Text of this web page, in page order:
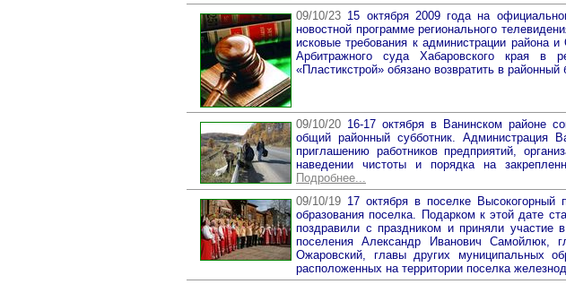
09/10/23 15 октября 2009 года на
новостной программе регионального
исковые требования к администрации
Арбитражного суда Хабаровского края в
«Пластикстрой» обязано возвратить в
09/10/20 16-17 октября в Ванинском районе
общий районный субботник. Администрация
приглашению работников предприятий,
наведении чистоты и порядка на
Подробнее...
09/10/19 17 октября в поселке
образования поселка. Подарком к этой дате
поздравили с праздником и приняли участие
поселения Александр Иванович Самойлюк,
Ожаровский, главы других муниципальных
расположенных на территории поселка